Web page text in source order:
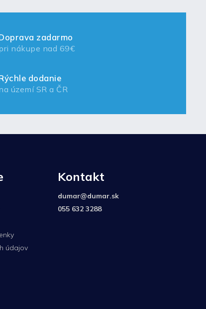
zadarmo
nákupe nad 69€
dodanie
území SR a ČR
údajov
Kontakt
dumar@dumar.sk
055 632 3288